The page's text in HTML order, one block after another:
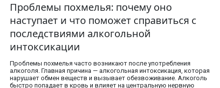
Проблемы похмелья: почему оно
наступает и что поможет справиться с
последствиями алкогольной
интоксикации
Проблемы похмелья часто возникают после употребления
алкоголя. Главная причина — алкогольная интоксикация, которая
нарушает обмен веществ и вызывает обезвоживание. Алкоголь
быстро попадает в кровь и влияет на центральную нервную